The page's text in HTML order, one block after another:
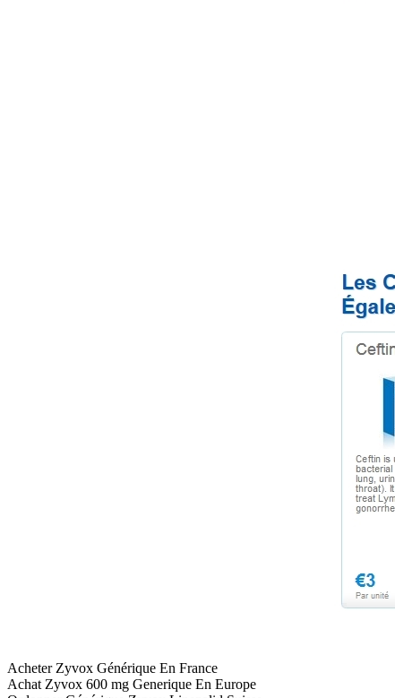
Acheter Zyvox Générique En France
Achat Zyvox 600 mg Generique En Europe